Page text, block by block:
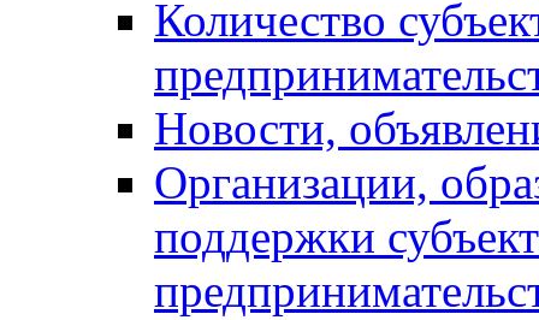
Количество
Новости,
Организации,
поддержки